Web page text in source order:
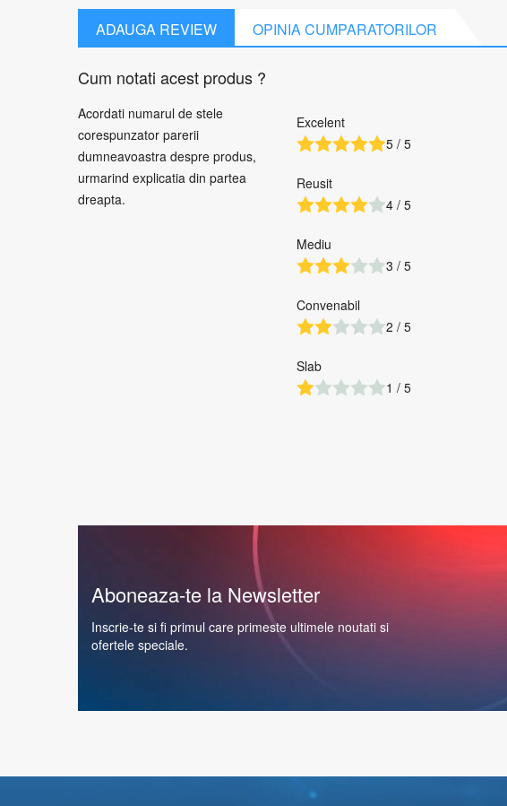
ADAUGA REVIEW OPINIA CUMPARATORILOR
Cum notati acest produs ?
Acordati numarul de stele
corespunzator parerii
dumneavoastra despre produs,
urmarind explicatia din partea
dreapta.
Excelent
5 / 5
Reusit
4 / 5
Mediu
3 / 5
Convenabil
2 / 5
Slab
1 / 5
Aboneaza-te la Newsletter
Inscrie-te si fi primul care primeste ultimele noutati si
ofertele speciale.